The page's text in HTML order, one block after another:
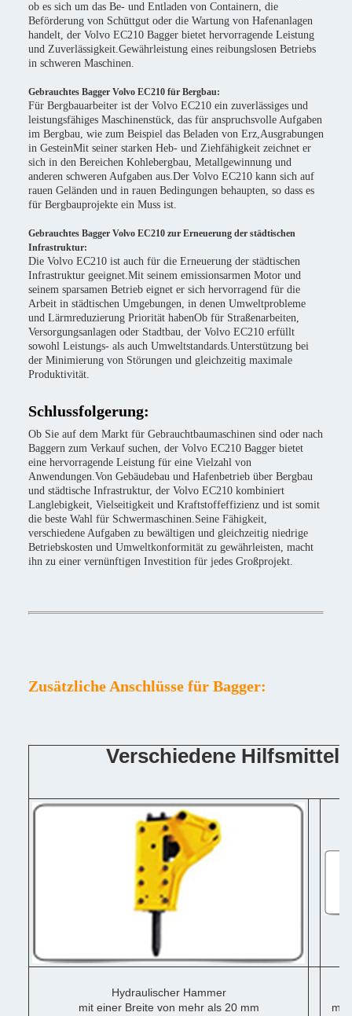
ob es sich um das Be- und Entladen von Containern, die
Beförderung von Schüttgut oder die Wartung von Hafenanlagen
handelt, der Volvo EC210 Bagger bietet hervorragende Leistung
und Zuverlässigkeit.Gewährleistung eines reibungslosen Betriebs
in schweren Maschinen.
Gebrauchtes Bagger Volvo EC210 für Bergbau:
Für Bergbauarbeiter ist der Volvo EC210 ein zuverlässiges und
leistungsfähiges Maschinenstück, das für anspruchsvolle Aufgaben
im Bergbau, wie zum Beispiel das Beladen von Erz,Ausgrabungen
in GesteinMit seiner starken Heb- und Ziehfähigkeit zeichnet er
sich in den Bereichen Kohlebergbau, Metallgewinnung und
anderen schweren Aufgaben aus.Der Volvo EC210 kann sich auf
rauen Geländen und in rauen Bedingungen behaupten, so dass es
für Bergbauprojekte ein Muss ist.
Gebrauchtes Bagger Volvo EC210 zur Erneuerung der städtischen
Infrastruktur:
Die Volvo EC210 ist auch für die Erneuerung der städtischen
Infrastruktur geeignet.Mit seinem emissionsarmen Motor und
seinem sparsamen Betrieb eignet er sich hervorragend für die
Arbeit in städtischen Umgebungen, in denen Umweltprobleme
und Lärmreduzierung Priorität habenOb für Straßenarbeiten,
Versorgungsanlagen oder Stadtbau, der Volvo EC210 erfüllt
sowohl Leistungs- als auch Umweltstandards.Unterstützung bei
der Minimierung von Störungen und gleichzeitig maximale
Produktivität.
Schlussfolgerung:
Ob Sie auf dem Markt für Gebrauchtbaumaschinen sind oder nach
Baggern zum Verkauf suchen, der Volvo EC210 Bagger bietet
eine hervorragende Leistung für eine Vielzahl von
Anwendungen.Von Gebäudebau und Hafenbetrieb über Bergbau
und städtische Infrastruktur, der Volvo EC210 kombiniert
Langlebigkeit, Vielseitigkeit und Kraftstoffeffizienz und ist somit
die beste Wahl für Schwermaschinen.Seine Fähigkeit,
verschiedene Aufgaben zu bewältigen und gleichzeitig niedrige
Betriebskosten und Umweltkonformität zu gewährleisten, macht
ihn zu einer vernünftigen Investition für jedes Großprojekt.
Zusätzliche Anschlüsse für Bagger:
Verschiedene Hilfsmittel
Hydraulischer Hammer
mit einer Breite von mehr als 20 mm
mit